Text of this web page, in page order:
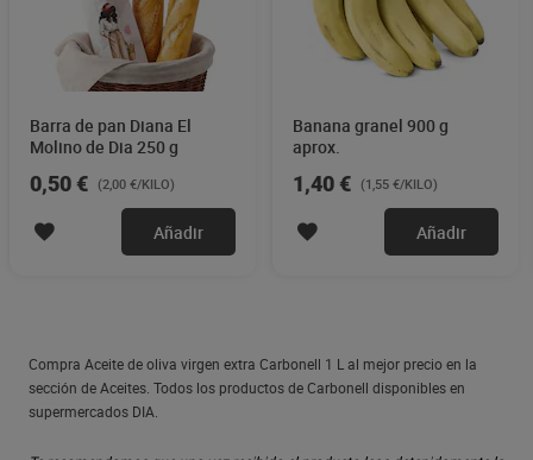
Barra de pan Diana El
Molino de Dia 250 g
0,50 € (2,00 €/KILO)
Añadir
Banana granel 900 g
aprox.
1,40 € (1,55 €/KILO)
Añadir
Compra Aceite de oliva virgen extra Carbonell 1 L al mejor precio en la
sección de Aceites. Todos los productos de Carbonell disponibles en
supermercados DIA.